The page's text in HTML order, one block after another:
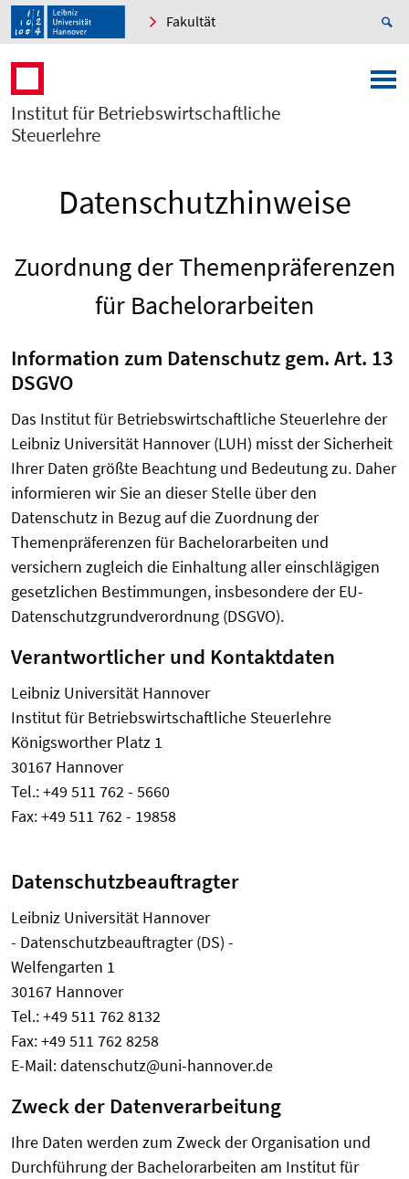
Fakultät
Institut für Betriebswirtschaftliche
Steuerlehre
Datenschutzhinweise
Zuordnung der Themenpräferenzen
für Bachelorarbeiten
Information zum Datenschutz gem. Art. 13
DSGVO
Das Institut für Betriebswirtschaftliche Steuerlehre der
Leibniz Universität Hannover (LUH) misst der Sicherheit
Ihrer Daten größte Beachtung und Bedeutung zu. Daher
informieren wir Sie an dieser Stelle über den
Datenschutz in Bezug auf die Zuordnung der
Themenpräferenzen für Bachelorarbeiten und
versichern zugleich die Einhaltung aller einschlägigen
gesetzlichen Bestimmungen, insbesondere der EU-
Datenschutzgrundverordnung (DSGVO).
Verantwortlicher und Kontaktdaten
Leibniz Universität Hannover
Institut für Betriebswirtschaftliche Steuerlehre
Königsworther Platz 1
30167 Hannover
Tel.: +49 511 762 - 5660
Fax: +49 511 762 - 19858
Datenschutzbeauftragter
Leibniz Universität Hannover
- Datenschutzbeauftragter (DS) -
Welfengarten 1
30167 Hannover
Tel.: +49 511 762 8132
Fax: +49 511 762 8258
E-Mail: datenschutz@uni-hannover.de
Zweck der Datenverarbeitung
Ihre Daten werden zum Zweck der Organisation und
Durchführung der Bachelorarbeiten am Institut für